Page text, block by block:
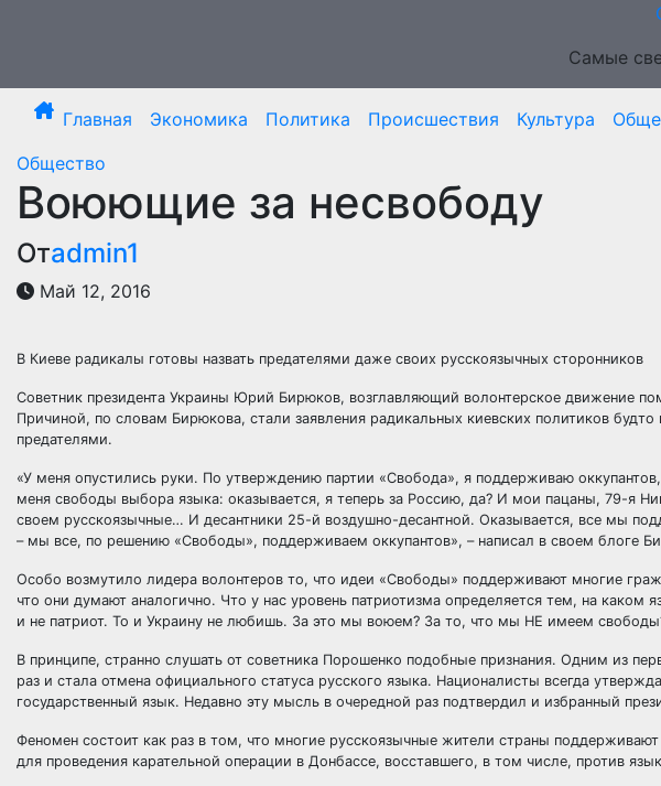
Самые
Главная Экономика Политика Происшествия Культура
Общество
Воюющие за несвободу
Отadmin1
Май 12, 2016
В Киеве радикалы готовы назвать предателями даже своих русскоязычных сторонников
Советник президента Украины Юрий Бирюков, возглавляющий волонтерское движение
Причиной, по словам Бирюкова, стали заявления радикальных киевских политиков
предателями.
«У меня опустились руки. По утверждению партии «Свобода», я поддерживаю
меня свободы выбора языка: оказывается, я теперь за Россию, да? И мои пацаны, 79-я
своем русскоязычные… И десантники 25-й воздушно-десантной. Оказывается, все мы
– мы все, по решению «Свободы», поддерживаем оккупантов», – написал в своем блоге
Особо возмутило лидера волонтеров то, что идеи «Свободы» поддерживают многие
что они думают аналогично. Что у нас уровень патриотизма определяется тем, на
и не патриот. То и Украину не любишь. За это мы воюем? За то, что мы НЕ имеем
В принципе, странно слушать от советника Порошенко подобные признания. Одним из
раз и стала отмена официального статуса русского языка. Националисты всегда
государственный язык. Недавно эту мысль в очередной раз подтвердил и избранный
Феномен состоит как раз в том, что многие русскоязычные жители страны
для проведения карательной операции в Донбассе, восставшего, в том числе, против